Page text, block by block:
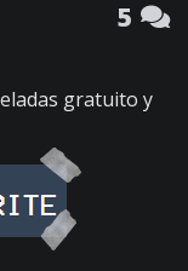
5
gratuito y